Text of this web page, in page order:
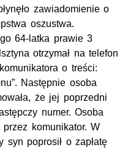
zawiadomienie o
oszustwa.
64-latka prawie 3
otrzymał na telefon
o treści:
Następnie osoba
że jej poprzedni
numer. Osoba
komunikator. W
syn poprosił o zapłatę